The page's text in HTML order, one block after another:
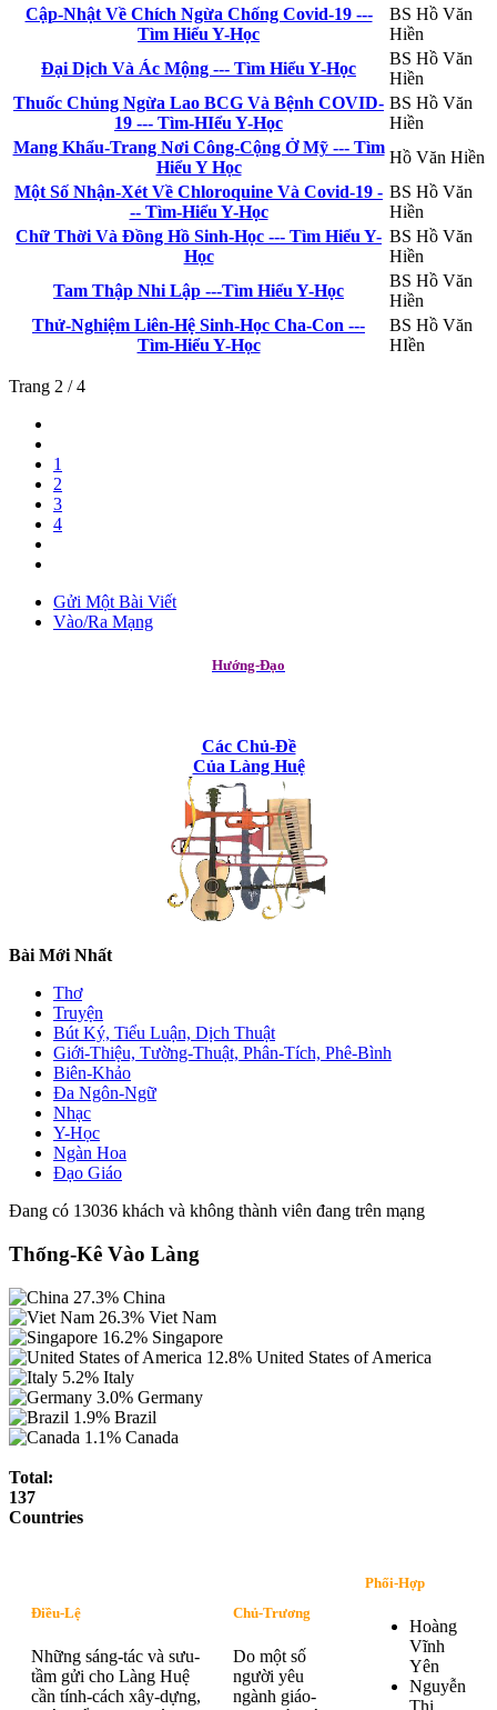
Cập-Nhật Về Chích Ngừa Chống Covid-19 ---
Tìm Hiểu Y-Học
BS Hồ Văn
Hiền
Đại Dịch Và Ác Mộng --- Tìm Hiểu Y-Học
BS Hồ Văn
Hiền
Thuốc Chủng Ngừa Lao BCG Và Bệnh COVID-
19 --- Tìm-HIểu Y-Học
BS Hồ Văn
Hiền
Mang Khẩu-Trang Nơi Công-Cộng Ở Mỹ --- Tìm
Hiểu Y Học
Hồ Văn Hiền
Một Số Nhận-Xét Về Chloroquine Và Covid-19 -
-- Tìm-Hiểu Y-Học
BS Hồ Văn
Hiền
Chữ Thời Và Đồng Hồ Sinh-Học --- Tìm Hiểu Y-
Học
BS Hồ Văn
Hiền
Tam Thập Nhi Lập ---Tìm Hiểu Y-Học
BS Hồ Văn
Hiền
Thử-Nghiệm Liên-Hệ Sinh-Học Cha-Con ---
Tìm-Hiểu Y-Học
BS Hồ Văn
HIền
Trang 2 / 4
1
2
3
4
Gửi Một Bài Viết
Vào/Ra Mạng
Hướng-Đạo
Các Chủ-Đề
Của Làng Huệ
Bài Mới Nhất
Thơ
Truyện
Bút Ký, Tiểu Luận, Dịch Thuật
Giới-Thiệu, Tường-Thuật, Phân-Tích, Phê-Bình
Biên-Khảo
Đa Ngôn-Ngữ
Nhạc
Y-Học
Ngàn Hoa
Đạo Giáo
Đang có 13036 khách và không thành viên đang trên mạng
Thống-Kê Vào Làng
27.3% China
26.3% Viet Nam
16.2% Singapore
12.8% United States of America
5.2% Italy
3.0% Germany
1.9% Brazil
1.1% Canada
Total:
137
Countries
Điều-Lệ
Những sáng-tác và sưu-
tầm gửi cho Làng Huệ
cần tính-cách xây-dựng,
Chủ-Trương
Do một số
người yêu
ngành giáo-
Phối-Hợp
Hoàng
Vĩnh
Yên
Nguyễn
Thị